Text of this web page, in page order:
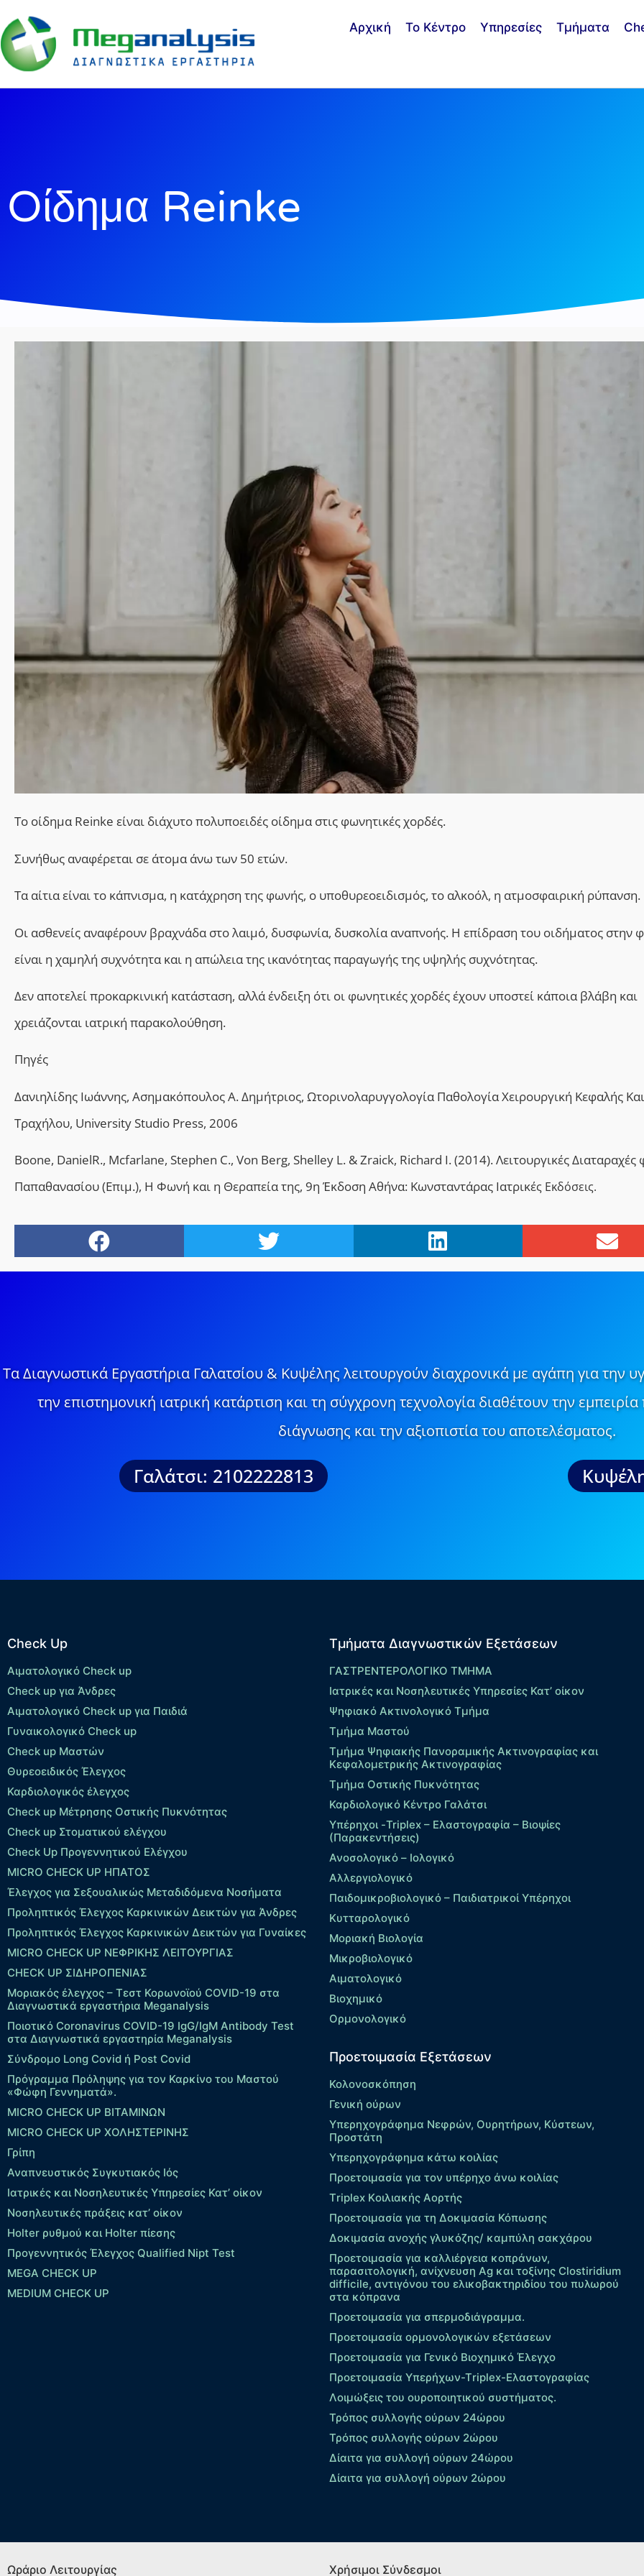
Αρχική Το Κέντρο Υπηρεσίες Τμήματα
Oίδημα Reinke
Το οίδημα Reinke είναι διάχυτο πολυποειδές οίδημα στις φωνητικές χορδές.
Συνήθως αναφέρεται σε άτομα άνω των 50 ετών.
Τα αίτια είναι το κάπνισμα, η κατάχρηση της φωνής, ο υποθυρεοειδισμός, το αλκοόλ, η ατμοσφαιρική ρύπανση.
Οι ασθενείς αναφέρουν βραχνάδα στο λαιμό, δυσφωνία, δυσκολία αναπνοής. Η επίδραση του οιδήματος στην
είναι η χαμηλή συχνότητα και η απώλεια της ικανότητας παραγωγής της υψηλής συχνότητας.
Δεν αποτελεί προκαρκινική κατάσταση, αλλά ένδειξη ότι οι φωνητικές χορδές έχουν υποστεί κάποια βλάβη και
χρειάζονται ιατρική παρακολούθηση.
Πηγές
Δανιηλίδης Ιωάννης, Ασημακόπουλος Α. Δημήτριος, Ωτορινολαρυγγολογία Παθολογία Χειρουργική Κεφαλής Και
Τραχήλου, University Studio Press, 2006
Boone, DanielR., Mcfarlane, Stephen C., Von Berg, Shelley L. & Zraick, Richard I. (2014). Λειτουργικές Διαταραχές
Παπαθανασίου (Επιμ.), Η Φωνή και η Θεραπεία της, 9η Έκδοση Αθήνα: Κωνσταντάρας Ιατρικές Εκδόσεις.
Τα Διαγνωστικά Εργαστήρια Γαλατσίου & Κυψέλης λειτουργούν διαχρονικά με αγάπη για την
την επιστημονική ιατρική κατάρτιση και τη σύγχρονη τεχνολογία διαθέτουν την
διάγνωσης και την αξιοπιστία του αποτελέσματος.
Γαλάτσι: 2102222813
Check Up
Αιματολογικό Check up
Check up για Άνδρες
Αιματολογικό Check up για Παιδιά
Γυναικολογικό Check up
Check up Μαστών
Θυρεοειδικός Έλεγχος
Καρδιολογικός έλεγχος
Check up Mέτρησης Οστικής Πυκνότητας
Check up Στοματικού ελέγχου
Check Up Προγεννητικού Ελέγχου
MICRO CHECK UP HΠΑΤΟΣ
Έλεγχος για Σεξουαλικώς Μεταδιδόμενα Νοσήματα
Προληπτικός Έλεγχος Καρκινικών Δεικτών για Άνδρες
Προληπτικός Έλεγχος Καρκινικών Δεικτών για Γυναίκες
MICRO CHECK UP ΝΕΦΡΙΚΗΣ ΛΕΙΤΟΥΡΓΙΑΣ
CHECK UP ΣΙΔΗΡΟΠΕΝΙΑΣ
Μοριακός έλεγχος – Τεστ Κορωνοϊού COVID-19 στα
Διαγνωστικά εργαστήρια Meganalysis
Ποιοτικό Coronavirus COVID-19 IgG/IgM Antibody Test
στα Διαγνωστικά εργαστηρία Meganalysis
Σύνδρομο Long Covid ή Post Covid
Πρόγραμμα Πρόληψης για τον Καρκίνο του Μαστού
«Φώφη Γεννηματά».
MICRO CHECK UP ΒΙΤΑΜΙΝΩΝ
MICRO CHECK UP ΧΟΛΗΣΤΕΡΙΝΗΣ
Γρίπη
Αναπνευστικός Συγκυτιακός Ιός
Ιατρικές και Νοσηλευτικές Υπηρεσίες Κατ’ οίκον
Νοσηλευτικές πράξεις κατ’ οίκον
Holter ρυθμού και Holter πίεσης
Προγεννητικός Έλεγχος Qualified Nipt Test
MEGA CHECK UP
MEDIUM CHECK UP
Τμήματα Διαγνωστικών Εξετάσεων
ΓΑΣΤΡΕΝΤΕΡΟΛΟΓΙΚΟ ΤΜΗΜΑ
Ιατρικές και Νοσηλευτικές Υπηρεσίες Κατ’ οίκον
Ψηφιακό Ακτινολογικό Τμήμα
Τμήμα Μαστού
Τμήμα Ψηφιακής Πανοραμικής Ακτινογραφίας και
Κεφαλομετρικής Ακτινογραφίας
Τμήμα Οστικής Πυκνότητας
Καρδιολογικό Κέντρο Γαλάτσι
Υπέρηχοι -Triplex – Eλαστογραφία – Βιοψίες
(Παρακεντήσεις)
Ανοσολογικό – Ιολογικό
Αλλεργιολογικό
Παιδομικροβιολογικό – Παιδιατρικοί Υπέρηχοι
Κυτταρολογικό
Μοριακή Βιολογία
Μικροβιολογικό
Αιματολογικό
Βιοχημικό
Ορμονολογικό
Προετοιμασία Εξετάσεων
Κολονοσκόπηση
Γενική ούρων
Υπερηχογράφημα Νεφρών, Ουρητήρων, Κύστεων,
Προστάτη
Υπερηχογράφημα κάτω κοιλίας
Προετοιμασία για τον υπέρηχο άνω κοιλίας
Τriplex Kοιλιακής Αορτής
Προετοιμασία για τη Δοκιμασία Κόπωσης
Δοκιμασία ανοχής γλυκόζης/ καμπύλη σακχάρου
Προετοιμασία για καλλιέργεια κοπράνων,
παρασιτολογική, ανίχνευση Ag και τοξίνης Clostiridium
difficile, αντιγόνου του ελικοβακτηριδίου του πυλωρού
στα κόπρανα
Προετοιμασία για σπερμοδιάγραμμα.
Προετοιμασία ορμονολογικών εξετάσεων
Προετοιμασία για Γενικό Βιοχημικό Έλεγχο
Προετοιμασία Υπερήχων-Τriplex-Ελαστογραφίας
Λοιμώξεις του ουροποιητικού συστήματος.
Τρόπος συλλογής ούρων 24ώρου
Τρόπος συλλογής ούρων 2ώρου
Δίαιτα για συλλογή ούρων 24ώρου
Δίαιτα για συλλογή ούρων 2ώρου
Ωράριο Λειτουργίας Χρήσιμοι Σύνδεσμοι